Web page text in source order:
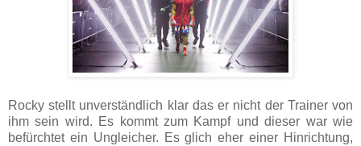
Rocky stellt unverständlich klar das er nicht der Trainer von
ihm sein wird. Es kommt zum Kampf und dieser war wie
befürchtet ein Ungleicher. Es glich eher einer Hinrichtung,